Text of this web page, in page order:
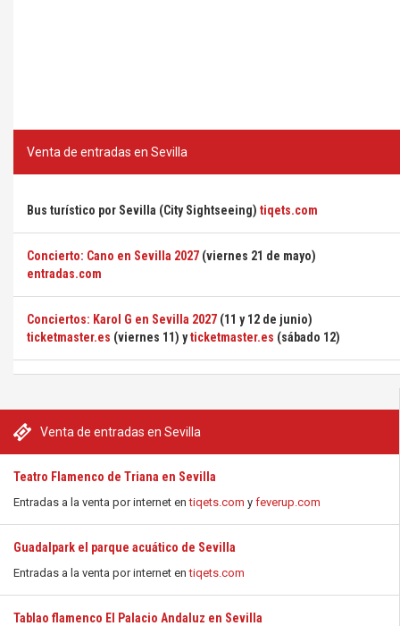
Venta de entradas en Sevilla
Teatro Flamenco de Triana en Sevilla
Entradas a la venta por internet entiqets.com y feverup.com
Guadalpark el parque acuático de Sevilla
Entradas a la venta por internet entiqets.com
Tablao flamenco El Palacio Andaluz en Sevilla
Venta de entradas en Sevilla
Bus turístico por Sevilla (City Sightseeing) tiqets.com
Concierto: Cano en Sevilla 2027 (viernes 21 de mayo)
entradas.com
Conciertos: Karol G en Sevilla 2027 (11 y 12 de junio)
ticketmaster.es (viernes 11) yticketmaster.es (sábado 12)